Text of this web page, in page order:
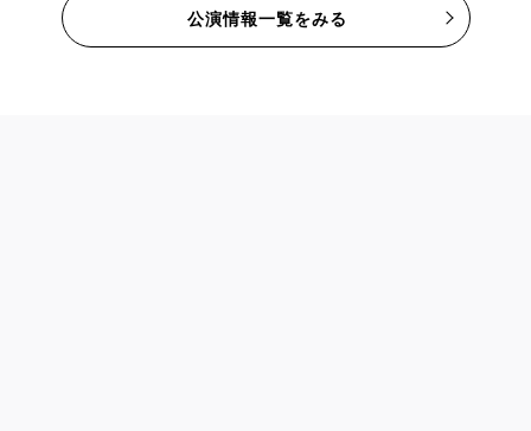
公演情報一覧をみる